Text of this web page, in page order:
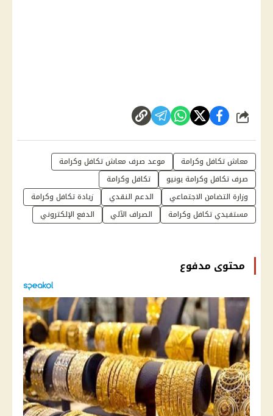
شارك
معاش تكافل وكرامة
موعد صرف معاش تكافل وكرامة
صرف تكافل وكرامة يونيو
تكافل وكرامة
وزارة التضامن الاجتماعي
الدعم النقدي
زيادة تكافل وكرامة
مستفيدي تكافل وكرامة
الصراف الآلي الدفع الإلكتروني
محتوى مدفوع